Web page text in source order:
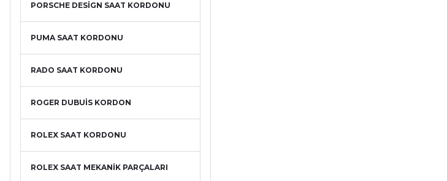
PORSCHE DESİGN SAAT KORDONU
PUMA SAAT KORDONU
RADO SAAT KORDONU
ROGER DUBUİS KORDON
ROLEX SAAT KORDONU
ROLEX SAAT MEKANİK PARÇALARI